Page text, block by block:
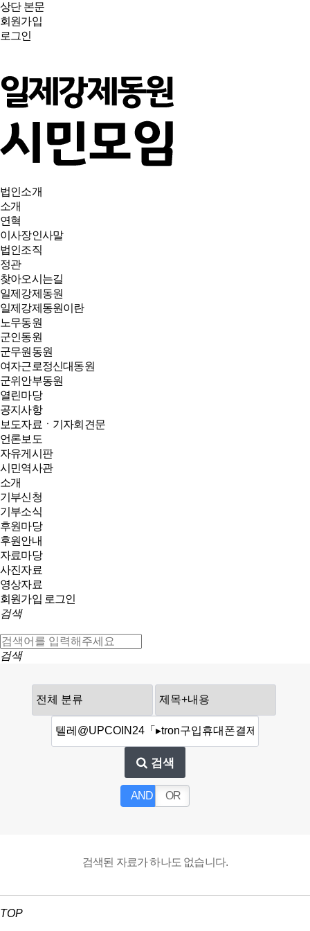
상단 본문
회원가입
로그인
법인소개
소개
연혁
이사장인사말
법인조직
정관
찾아오시는길
일제강제동원
일제강제동원이란
노무동원
군인동원
군무원동원
여자근로정신대동원
군위안부동원
열린마당
공지사항
보도자료ㆍ기자회견문
언론보도
자유게시판
시민역사관
소개
기부신청
기부소식
후원마당
후원안내
자료마당
사진자료
영상자료
회원가입 로그인
검색
검색
검색
AND OR
검색된 자료가 하나도 없습니다.
TOP